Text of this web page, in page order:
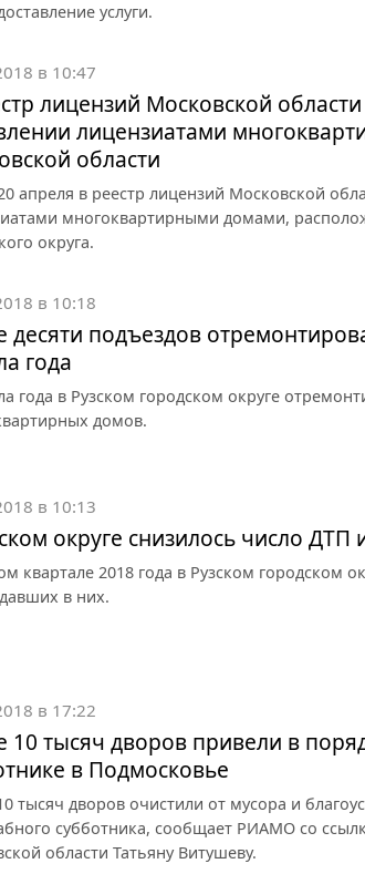
услуги.
в 10:47
лицензий Московской
лицензиатами
области
апреля в реестр лицензий Московской
многоквартирными домами,
округа.
в 10:18
десяти подъездов
года
года в Рузском городском округе
домов.
в 10:13
округе снизилось число
квартале 2018 года в Рузском городском
в них.
в 17:22
10 тысяч дворов привели в
в Подмосковье
тысяч дворов очистили от мусора и
субботника, сообщает РИАМО со
области Татьяну Витушеву.